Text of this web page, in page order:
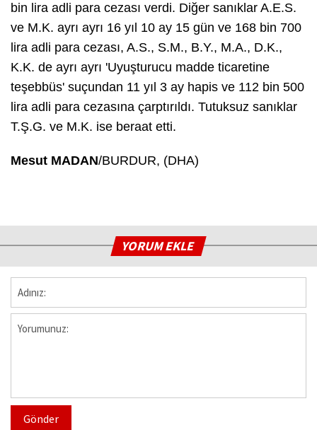
bin lira adli para cezası verdi. Diğer sanıklar A.E.S.
ve M.K. ayrı ayrı 16 yıl 10 ay 15 gün ve 168 bin 700
lira adli para cezası, A.S., S.M., B.Y., M.A., D.K.,
K.K. de ayrı ayrı 'Uyuşturucu madde ticaretine
teşebbüs' suçundan 11 yıl 3 ay hapis ve 112 bin 500
lira adli para cezasına çarptırıldı. Tutuksuz sanıklar
T.Ş.G. ve M.K. ise beraat etti.
Mesut MADAN/BURDUR, (DHA)
YORUM EKLE
Gönder